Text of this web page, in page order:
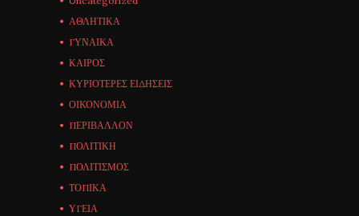
ΑΘΛΗΤΙΚΑ
ΓΥΝΑΙΚΑ
ΚΑΙΡΟΣ
ΚΥΡΙΟΤΕΡΕΣ ΕΙΔΗΣΕΙΣ
ΟΙΚΟΝΟΜΙΑ
ΠΕΡΙΒΑΛΛΟΝ
ΠΟΛΙΤΙΚΗ
ΠΟΛΙΤΙΣΜΟΣ
ΤΟΠΙΚΑ
ΥΓΕΙΑ